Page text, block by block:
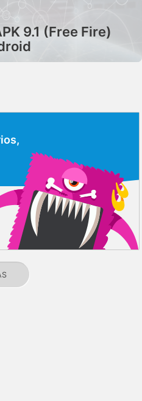
9.1 (Free Fire)